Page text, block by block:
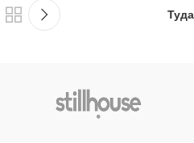
Туда